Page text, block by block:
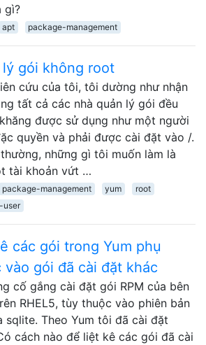
gì?
apt package-management
lý gói không root
cứu của tôi, tôi dường như nhận
tất cả các nhà quản lý gói đều
được sử dụng như một người
quyền và phải được cài đặt vào /.
những gì tôi muốn làm là
tài khoản vứt …
package-management yum
root
user
các gói trong Yum phụ
vào gói đã cài đặt khác
cố gắng cài đặt gói RPM của bên
RHEL5, tùy thuộc vào phiên bản
sqlite. Theo Yum tôi đã cài đặt
cách nào để liệt kê các gói đã cài